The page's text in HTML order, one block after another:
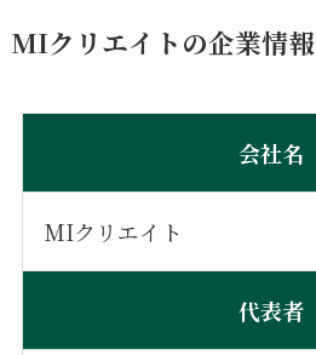
MIクリエイトの企業情報
会社名
MIクリエイト
代表者